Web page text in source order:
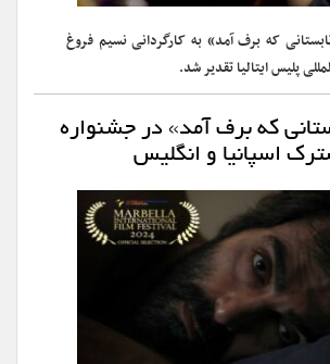
که برف آمد» به کارگردانی نسیم فروغ
پلیس ایتالیا تقدیر شد.
که برف آمد» در جشنواره
اسپانیا و انگلیس